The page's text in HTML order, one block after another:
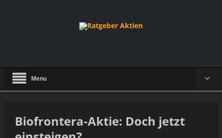
Menu
Biofrontera-Aktie: Doch jetzt